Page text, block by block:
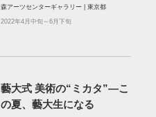
森アーツセンターギャラリー | 東京都
2022年4月中旬～6月下旬
藝大式 美術の“ミカタ”―こ
の夏、藝大生になる